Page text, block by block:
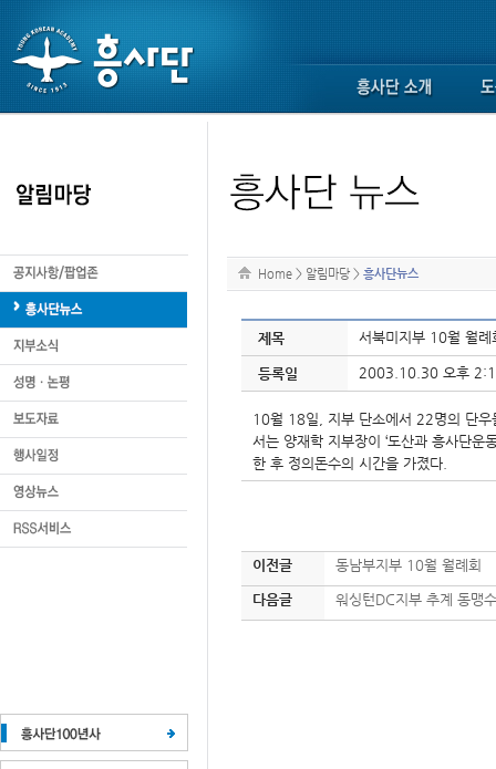
Home > 알림마당 > 흥사단뉴스
제목 서북미지부 10월 월례
등록일 2003.10.30 오후
10월 18일, 지부 단소에서 22명의 단우
서는 양재학 지부장이 ‘도산과 흥사단운
한 후 정의돈수의 시간을 가졌다.
이전글 동남부지부 10월 월례회
다음글 워싱턴DC지부 추계 동맹